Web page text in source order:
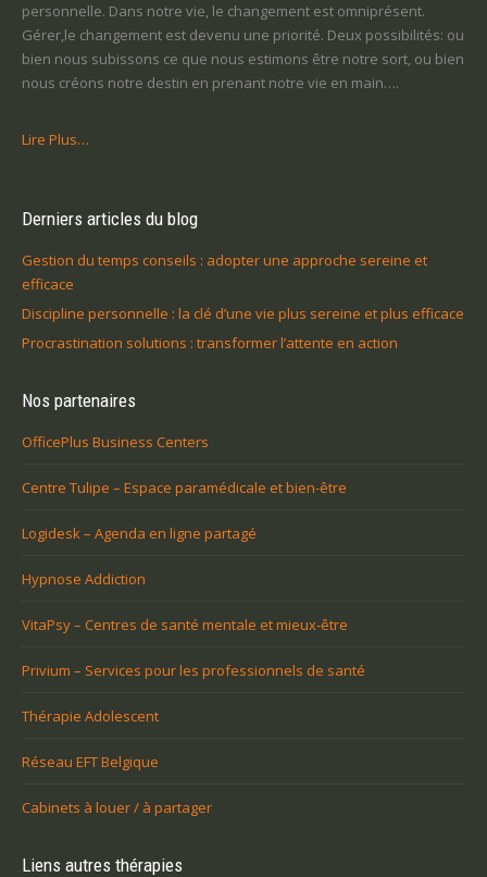
personnelle. Dans notre vie, le changement est omniprésent.
Gérer,le changement est devenu une priorité. Deux possibilités: ou
bien nous subissons ce que nous estimons être notre sort, ou bien
nous créons notre destin en prenant notre vie en main….
Lire Plus…
Derniers articles du blog
Gestion du temps conseils : adopter une approche sereine et
efficace
Discipline personnelle : la clé d’une vie plus sereine et plus efficace
Procrastination solutions : transformer l’attente en action
Nos partenaires
OfficePlus Business Centers
Centre Tulipe – Espace paramédicale et bien-être
Logidesk – Agenda en ligne partagé
Hypnose Addiction
VitaPsy – Centres de santé mentale et mieux-être
Privium – Services pour les professionnels de santé
Thérapie Adolescent
Réseau EFT Belgique
Cabinets à louer / à partager
Liens autres thérapies